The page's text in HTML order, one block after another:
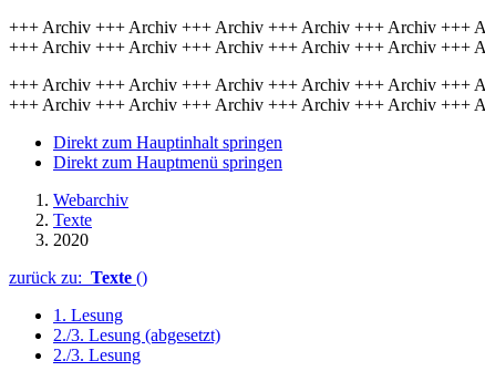
+++ Archiv +++ Archiv +++ Archiv +++ Archiv +++ Archiv +++
+++ Archiv +++ Archiv +++ Archiv +++ Archiv +++ Archiv +++
+++ Archiv +++ Archiv +++ Archiv +++ Archiv +++ Archiv +++
+++ Archiv +++ Archiv +++ Archiv +++ Archiv +++ Archiv +++
Direkt zum Hauptinhalt springen
Direkt zum Hauptmenü springen
Webarchiv
Texte
2020
zurück zu: Texte ()
1. Lesung
2./3. Lesung (abgesetzt)
2./3. Lesung